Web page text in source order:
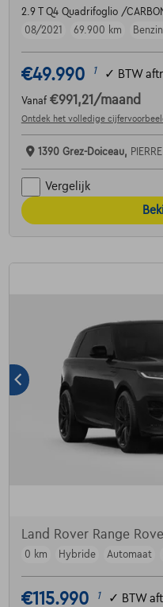
2.9 T Q4 Quadrifoglio /
08/2021
69.900 km
€49.990 1 ✓ BTW
Vanaf €991,21 /maand
Ontdek het volledige
1390 Grez-Doiceau,
Vergelijk
Land Rover Range
0 km
Hybride Automaat
€115.990 1 ✓ BTW